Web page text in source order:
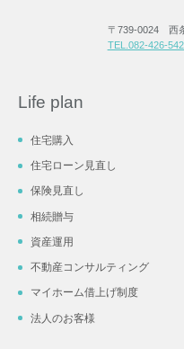
〒739-0024 西
TEL.082-426-
Life plan
住宅購入
住宅ローン見直し
保険見直し
相続贈与
資産運用
不動産コンサルティング
マイホーム借上げ制度
法人のお客様